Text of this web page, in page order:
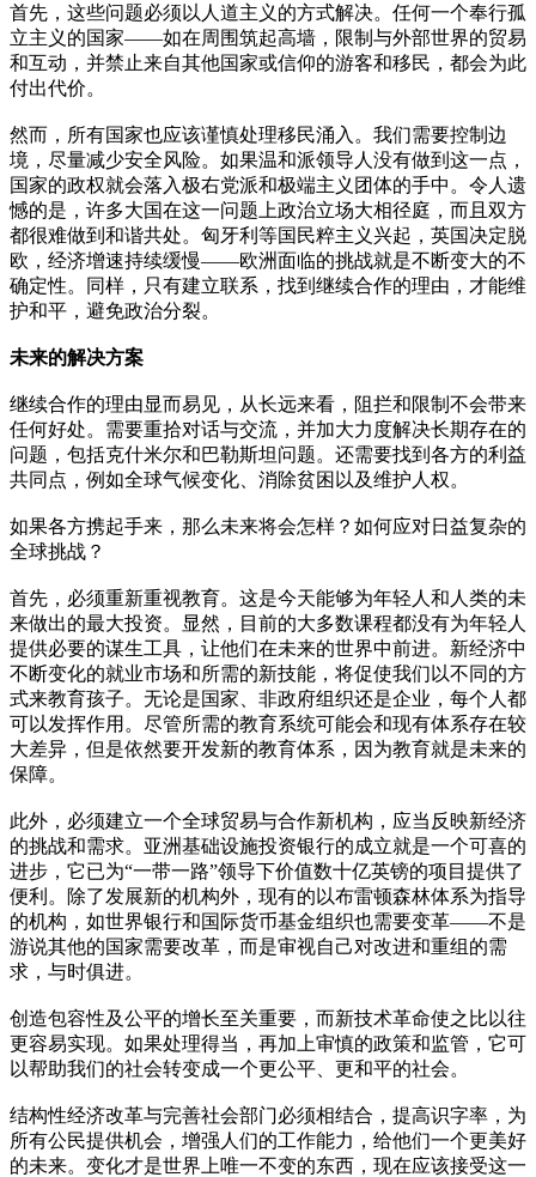
首先，这些问题必须以人道主义的方式解决。任何一个奉行孤
立主义的国家——如在周围筑起高墙，限制与外部世界的贸易
和互动，并禁止来自其他国家或信仰的游客和移民，都会为此
付出代价。
然而，所有国家也应该谨慎处理移民涌入。我们需要控制边
境，尽量减少安全风险。如果温和派领导人没有做到这一点，
国家的政权就会落入极右党派和极端主义团体的手中。令人遗
憾的是，许多大国在这一问题上政治立场大相径庭，而且双方
都很难做到和谐共处。匈牙利等国民粹主义兴起，英国决定脱
欧，经济增速持续缓慢——欧洲面临的挑战就是不断变大的不
确定性。同样，只有建立联系，找到继续合作的理由，才能维
护和平，避免政治分裂。
未来的解决方案
继续合作的理由显而易见，从长远来看，阻拦和限制不会带来
任何好处。需要重拾对话与交流，并加大力度解决长期存在的
问题，包括克什米尔和巴勒斯坦问题。还需要找到各方的利益
共同点，例如全球气候变化、消除贫困以及维护人权。
如果各方携起手来，那么未来将会怎样？如何应对日益复杂的
全球挑战？
首先，必须重新重视教育。这是今天能够为年轻人和人类的未
来做出的最大投资。显然，目前的大多数课程都没有为年轻人
提供必要的谋生工具，让他们在未来的世界中前进。新经济中
不断变化的就业市场和所需的新技能，将促使我们以不同的方
式来教育孩子。无论是国家、非政府组织还是企业，每个人都
可以发挥作用。尽管所需的教育系统可能会和现有体系存在较
大差异，但是依然要开发新的教育体系，因为教育就是未来的
保障。
此外，必须建立一个全球贸易与合作新机构，应当反映新经济
的挑战和需求。亚洲基础设施投资银行的成立就是一个可喜的
进步，它已为“一带一路”领导下价值数十亿英镑的项目提供了
便利。除了发展新的机构外，现有的以布雷顿森林体系为指导
的机构，如世界银行和国际货币基金组织也需要变革——不是
游说其他的国家需要改革，而是审视自己对改进和重组的需
求，与时俱进。
创造包容性及公平的增长至关重要，而新技术革命使之比以往
更容易实现。如果处理得当，再加上审慎的政策和监管，它可
以帮助我们的社会转变成一个更公平、更和平的社会。
结构性经济改革与完善社会部门必须相结合，提高识字率，为
所有公民提供机会，增强人们的工作能力，给他们一个更美好
的未来。变化才是世界上唯一不变的东西，现在应该接受这一